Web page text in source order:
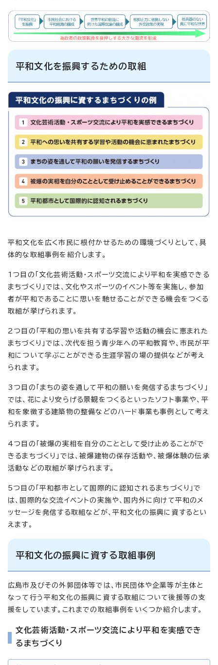
平和文化を振興するための取組
平和文化を広く市民に根付かせるための環境づくりとして、具
体的な取組事例を紹介します。
1つ目の「文化芸術活動・スポーツ交流により平和を実感できる
まちづくり」では、文化やスポーツのイベント等を実施し、参加
者が平和であることに思いを馳せることができる機会をつくる
取組が挙げられます。
2つ目の「平和の思いを共有する学習や活動の機会に恵まれた
まちづくり」では、次代を担う青少年への平和教育や、市民が平
和について学ぶことができる生涯学習の場の提供などが考え
られます。
3つ目の「まちの姿を通して平和の願いを発信するまちづくり」
では、花により安らげる景観をつくるといったソフト事業や、平
和を象徴する建築物の整備などのハード事業も事例として考え
られます。
4つ目の「被爆の実相を自分のこととして受け止めることがで
きるまちづくり」では、被爆建物の保存活動や、被爆体験の伝承
活動などの取組が挙げられます。
5つ目の「平和都市として国際的に認知されるまちづくり」で
は、国際的な交流イベントの実施や、国内外に向けて平和のメ
ッセージを発信する取組などが、平和文化の振興に資するとい
えます。
平和文化の振興に資する取組事例
広島市及びその外郭団体等では、市民団体や企業等が主体と
なって行う平和文化の振興に資する取組について後援等の支
援をしています。これまでの取組事例をいくつか紹介します。
文化芸術活動・スポーツ交流により平和を実感でき
るまちづくり